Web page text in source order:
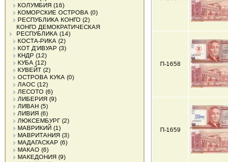
КОЛУМБИЯ (16)
КОМОРСКИЕ ОСТРОВА (0)
РЕСПУБЛИКА КОНГО (2)
КОНГО ДЕМОКРАТИЧЕСКАЯ
РЕСПУБЛИКА (14)
КОСТА-РИКА (2)
КОТ Д'ИВУАР (3)
КНДР (12)
КУБА (12)
КУВЕЙТ (2)
ОСТРОВА КУКА (0)
ЛАОС (12)
ЛЕСОТО (6)
ЛИБЕРИЯ (9)
ЛИВАН (5)
ЛИВИЯ (6)
ЛЮКСЕМБУРГ(2)
МАВРИКИЙ (1)
МАВРИТАНИЯ (3)
МАДАГАСКАР (6)
МАКАО (6)
МАКЕДОНИЯ (9)
П-1658
П-1659